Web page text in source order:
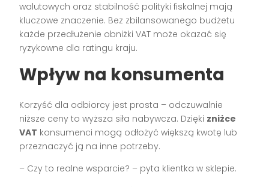
walutowych oraz stabilność polityki fiskalnej mają
kluczowe znaczenie. Bez zbilansowanego budżetu
każde przedłużenie obniżki VAT może okazać się
ryzykowne dla ratingu kraju.
Wpływ na konsumenta
Korzyść dla odbiorcy jest prosta – odczuwalnie
niższe ceny to wyższa siła nabywcza. Dzięki zniżce
VAT konsumenci mogą odłożyć większą kwotę lub
przeznaczyć ją na inne potrzeby.
– Czy to realne wsparcie? – pyta klientka w sklepie.